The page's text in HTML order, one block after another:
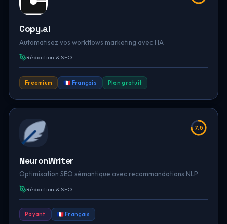
Copy.ai
Automatisez vos workflows marketing avec l'IA
Rédaction & SEO
Freemium 🇫🇷 Français Plan gratuit
7.5
NeuronWriter
Optimisation SEO sémantique avec recommandations NLP
Rédaction & SEO
Payant 🇫🇷 Français